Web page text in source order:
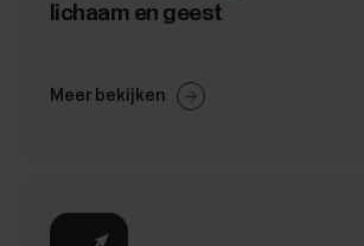
lichaam en geest
Meer bekijken